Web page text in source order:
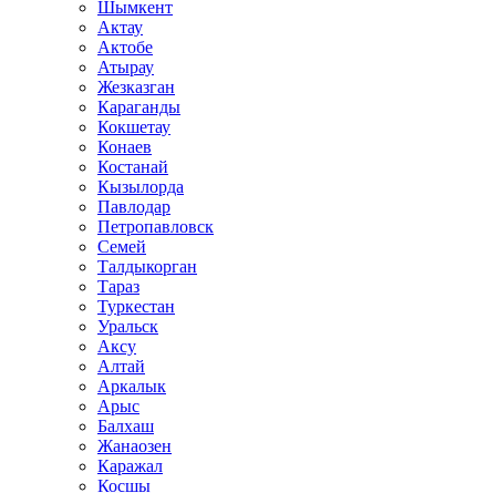
Шымкент
Актау
Актобе
Атырау
Жезказган
Караганды
Кокшетау
Конаев
Костанай
Кызылорда
Павлодар
Петропавловск
Семей
Талдыкорган
Тараз
Туркестан
Уральск
Аксу
Алтай
Аркалык
Арыс
Балхаш
Жанаозен
Каражал
Косшы